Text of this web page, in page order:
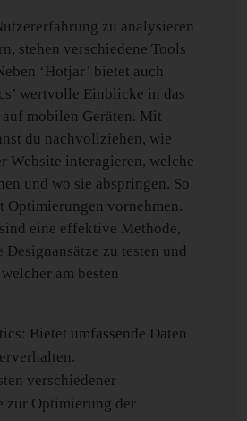
zu analysieren
stehen verschiedene Tools
‘Hotjar’ bietet auch
wertvolle Einblicke in das
mobilen Geräten. Mit
du nachvollziehen, wie
Website interagieren, welche
und wo sie abspringen. So
Optimierungen vornehmen.
eine effektive Methode,
Designansätze zu testen und
am besten
Bietet umfassende Daten
verschiedener
zur Optimierung der